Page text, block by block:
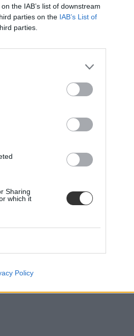
the IAB’s list of downstream
parties on the IAB’s List of
parties.
Sharing
which it
Policy
lemaradni a fontos hírekről!